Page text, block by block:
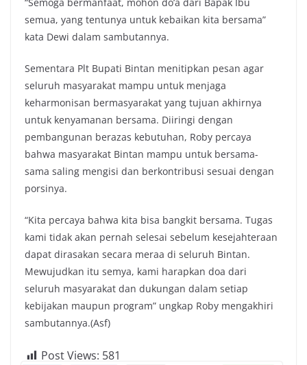
semua, yang tentunya untuk kebaikan kita bersama”
kata Dewi dalam sambutannya.
Sementara Plt Bupati Bintan menitipkan pesan agar
seluruh masyarakat mampu untuk menjaga
keharmonisan bermasyarakat yang tujuan akhirnya
untuk kenyamanan bersama. Diiringi dengan
pembangunan berazas kebutuhan, Roby percaya
bahwa masyarakat Bintan mampu untuk bersama-
sama saling mengisi dan berkontribusi sesuai dengan
porsinya.
“Kita percaya bahwa kita bisa bangkit bersama. Tugas
kami tidak akan pernah selesai sebelum kesejahteraan
dapat dirasakan secara meraa di seluruh Bintan.
Mewujudkan itu semya, kami harapkan doa dari
seluruh masyarakat dan dukungan dalam setiap
kebijakan maupun program” ungkap Roby mengakhiri
sambutannya.(Asf)
Post Views: 581